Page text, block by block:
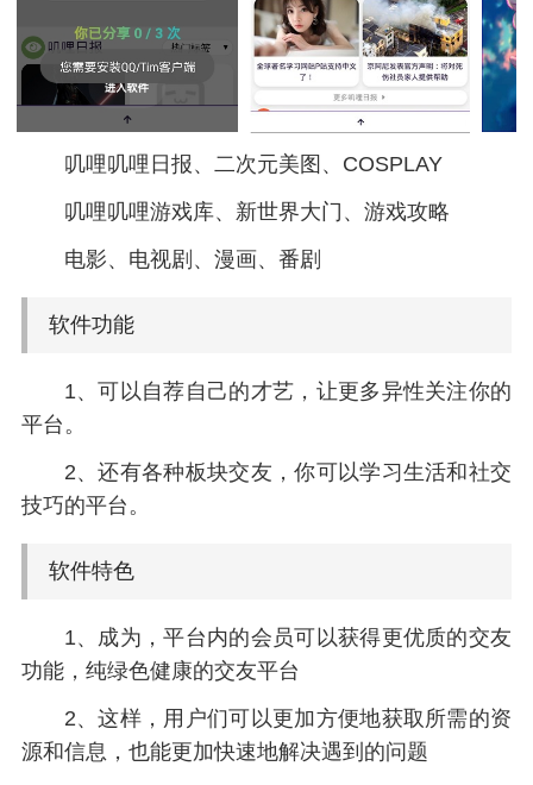
叽哩叽哩日报、二次元美图、COSPLAY
叽哩叽哩游戏库、新世界大门、游戏攻略
电影、电视剧、漫画、番剧
软件功能
1、可以自荐自己的才艺，让更多异性关注你的
平台。
2、还有各种板块交友，你可以学习生活和社交
技巧的平台。
软件特色
1、成为，平台内的会员可以获得更优质的交友
功能，纯绿色健康的交友平台
2、这样，用户们可以更加方便地获取所需的资
源和信息，也能更加快速地解决遇到的问题